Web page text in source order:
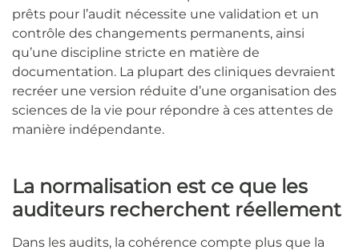
prêts pour l’audit nécessite une validation et un
contrôle des changements permanents, ainsi
qu’une discipline stricte en matière de
documentation. La plupart des cliniques devraient
recréer une version réduite d’une organisation des
sciences de la vie pour répondre à ces attentes de
manière indépendante.
La normalisation est ce que les
auditeurs recherchent réellement
Dans les audits, la cohérence compte plus que la